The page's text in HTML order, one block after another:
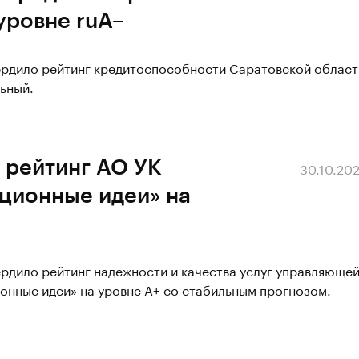
ruА–
рейтинг кредитоспособности Саратовской
рейтинг АО УК
идеи» на
рейтинг надежности и качества услуг управляющей
идеи» на уровне А+ со стабильным прогнозом.